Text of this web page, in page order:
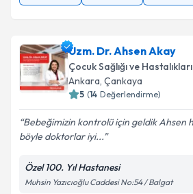
Uzm. Dr. Ahsen Akay
Çocuk Sağlığı ve Hastalıkları
Ankara, Çankaya
5 (14 Değerlendirme)
Bebeğimizin kontrolü için geldik Ahsen
böyle doktorlar iyi...
Özel 100. Yıl Hastanesi
Muhsin Yazıcıoğlu Caddesi No:54 / Balgat